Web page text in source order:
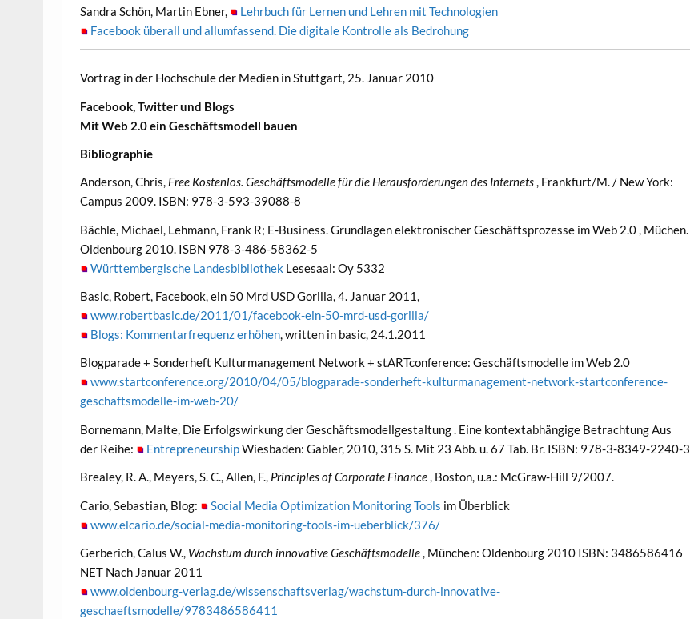
Sandra Schön, Martin Ebner,
Lehrbuch für Lernen und Lehren mit Technologien
Facebook überall und allumfassend. Die digitale Kontrolle als Bedrohung
Vortrag in der Hochschule der Medien in Stuttgart, 25. Januar 2010
Facebook, Twitter und Blogs
Mit Web 2.0 ein Geschäftsmodell bauen
Bibliographie
Anderson, Chris, Free Kostenlos. Geschäftsmodelle für die Herausforderungen des Internets, Frankfurt/M. / New York:
Campus 2009. ISBN: 978-3-593-39088-8
Bächle, Michael, Lehmann, Frank R; E-Business. Grundlagen elektronischer Geschäftsprozesse im Web 2.0 , Müchen.
Oldenbourg 2010. ISBN 978-3-486-58362-5
Württembergische Landesbibliothek Lesesaal: Oy 5332
Basic, Robert, Facebook, ein 50 Mrd USD Gorilla, 4. Januar 2011,
www.robertbasic.de/2011/01/facebook-ein-50-mrd-usd-gorilla/
Blogs: Kommentarfrequenz erhöhen, written in basic, 24.1.2011
Blogparade + Sonderheft Kulturmanagement Network + stARTconference: Geschäftsmodelle im Web 2.0
www.startconference.org/2010/04/05/blogparade-sonderheft-kulturmanagement-network-startconference-
geschaftsmodelle-im-web-20/
Bornemann, Malte, Die Erfolgswirkung der Geschäftsmodellgestaltung . Eine kontextabhängige Betrachtung Aus
der Reihe:
EntrepreneurshipWiesbaden: Gabler, 2010, 315 S. Mit 23 Abb. u. 67 Tab. Br. ISBN: 978-3-8349-2240-3
Brealey, R. A., Meyers, S. C., Allen, F., Principles of Corporate Finance, Boston, u.a.: McGraw-Hill 9/2007.
Cario, Sebastian, Blog:
Social Media Optimization MonitoringTools im Überblick
www.elcario.de/social-media-monitoring-tools-im-ueberblick/376/
Gerberich, Calus W., Wachstum durch innovative Geschäftsmodelle, München: Oldenbourg 2010 ISBN: 3486586416
NET Nach Januar 2011
www.oldenbourg-verlag.de/wissenschaftsverlag/wachstum-durch-innovative-
geschaeftsmodelle/9783486586411